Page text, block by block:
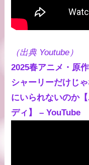
（出典 Youtube）
2025春アニメ・原
シャーリーだけじ
にいられないのか
ディ】 – YouTube